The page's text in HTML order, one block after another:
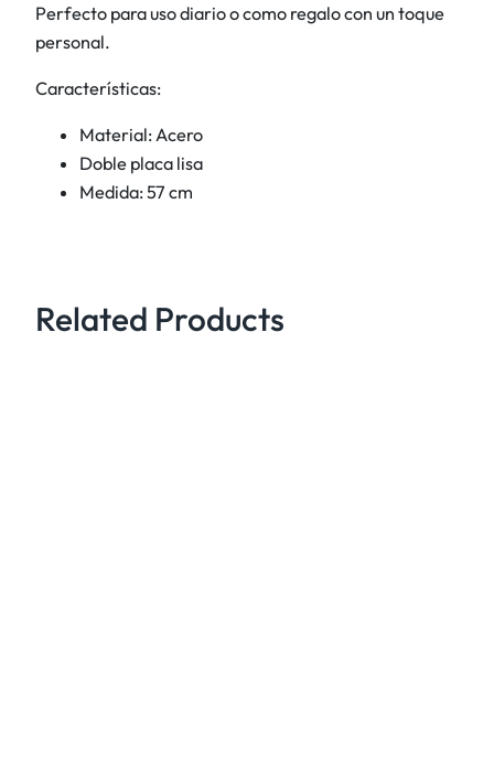
i
d
d
Perfecto para uso diario o como regalo con un toque
personal.
Características:
Material: Acero
Doble placa lisa
Medida: 57 cm
Related Products